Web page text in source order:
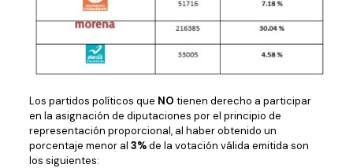
Los partidos políticos que NO tienen derecho a participar
en la asignación de diputaciones por el principio de
representación proporcional, al haber obtenido un
porcentaje menor al 3%de la votación válida emitida son
los siguientes: